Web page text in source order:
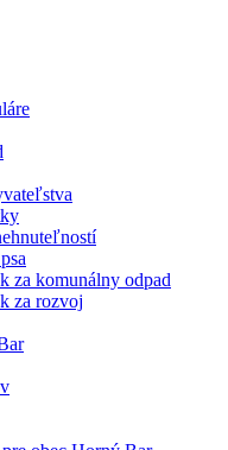
za komunálny odpad
za rozvoj